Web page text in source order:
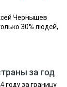
Чернышев
30% людей,
за год
году за границу